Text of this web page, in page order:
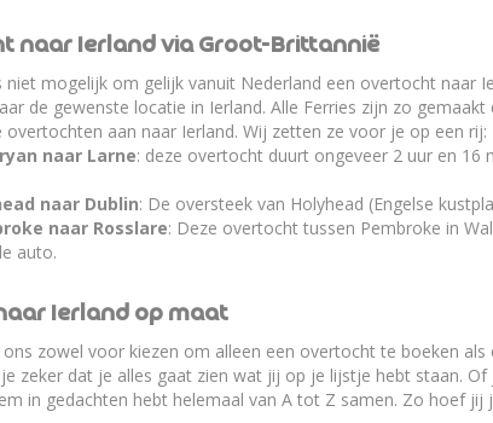
naar Ierland via Groot-Brittannië
niet mogelijk om gelijk vanuit Nederland een overtocht naar
de gewenste locatie in Ierland. Alle Ferries zijn zo
overtochten aan naar Ierland. Wij zetten ze voor je op een rij:
naar Larne: deze overtocht duurt ongeveer 2 uur en
naar Dublin: De oversteek van Holyhead (Engelse
naar Rosslare: Deze overtocht tussen Pembroke in
auto.
Ierland op maat
ons zowel voor kiezen om alleen een overtocht te boeken
zeker dat je alles gaat zien wat jij op je lijstje hebt staan.
in gedachten hebt helemaal van A tot Z samen. Zo hoef